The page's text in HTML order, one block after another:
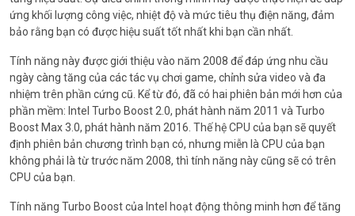
ứng khối lượng công việc, nhiệt độ và mức tiêu thụ điện năng, đảm
bảo rằng bạn có được hiệu suất tốt nhất khi bạn cần nhất.
Tính năng này được giới thiệu vào năm 2008 để đáp ứng nhu cầu
ngày càng tăng của các tác vụ chơi game, chỉnh sửa video và đa
nhiệm trên phần cứng cũ. Kể từ đó, đã có hai phiên bản mới hơn của
phần mềm: Intel Turbo Boost 2.0, phát hành năm 2011 và Turbo
Boost Max 3.0, phát hành năm 2016. Thế hệ CPU của bạn sẽ quyết
định phiên bản chương trình bạn có, nhưng miễn là CPU của bạn
không phải là từ trước năm 2008, thì tính năng này cũng sẽ có trên
CPU của bạn.
Tính năng Turbo Boost của Intel hoạt động thông minh hơn để tăng